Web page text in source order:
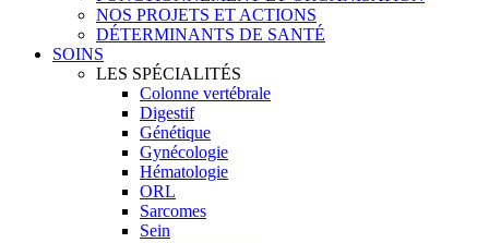
NOS PROJETS ET ACTIONS
DÉTERMINANTS DE SANTÉ
SOINS
LES SPÉCIALITÉS
Colonne vertébrale
Digestif
Génétique
Gynécologie
Hématologie
ORL
Sarcomes
Sein